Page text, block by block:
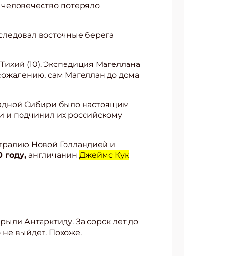
потеряло
восточные берега
(10). Экспедиция Магеллана
сам Магеллан до дома
Сибири было настоящим
и подчинил их российскому
Новой Голландией и
году, англичанин Джеймс Кук
Антарктиду. За сорок лет до
не выйдет. Похоже,